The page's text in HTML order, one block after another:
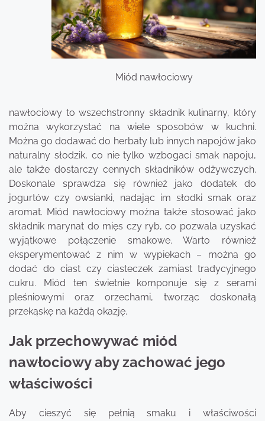
Miód nawłociowy
nawłociowy to wszechstronny składnik kulinarny, który
można wykorzystać na wiele sposobów w kuchni.
Można go dodawać do herbaty lub innych napojów jako
naturalny słodzik, co nie tylko wzbogaci smak napoju,
ale także dostarczy cennych składników odżywczych.
Doskonale sprawdza się również jako dodatek do
jogurtów czy owsianki, nadając im słodki smak oraz
aromat. Miód nawłociowy można także stosować jako
składnik marynat do mięs czy ryb, co pozwala uzyskać
wyjątkowe połączenie smakowe. Warto również
eksperymentować z nim w wypiekach – można go
dodać do ciast czy ciasteczek zamiast tradycyjnego
cukru. Miód ten świetnie komponuje się z serami
pleśniowymi oraz orzechami, tworząc doskonałą
przekąskę na każdą okazję.
Jak przechowywać miód
nawłociowy aby zachować jego
właściwości
Aby cieszyć się pełnią smaku i właściwości